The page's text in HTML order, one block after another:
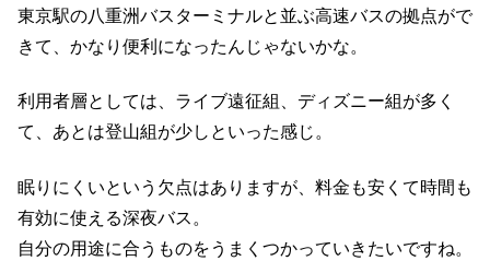
東京駅の八重洲バスターミナルと並ぶ高速バスの拠点がで
きて、かなり便利になったんじゃないかな。
利用者層としては、ライブ遠征組、ディズニー組が多く
て、あとは登山組が少しといった感じ。
眠りにくいという欠点はありますが、料金も安くて時間も
有効に使える深夜バス。
自分の用途に合うものをうまくつかっていきたいですね。